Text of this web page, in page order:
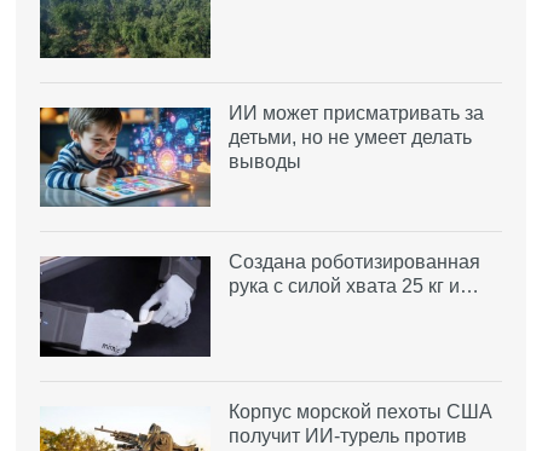
ИИ может присматривать за
детьми, но не умеет делать
выводы
Создана роботизированная
рука с силой хвата 25 кг и…
Корпус морской пехоты США
получит ИИ-турель против